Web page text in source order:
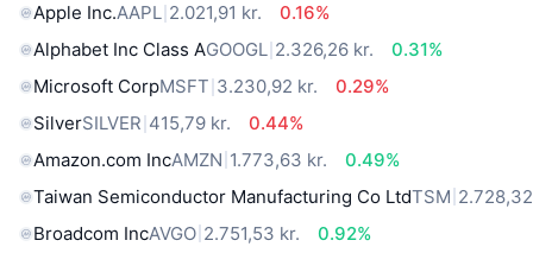
Apple Inc.AAPL 2.021,91 kr.
0.16%
Alphabet Inc Class AGOOGL 2.326,26 kr.
0.31%
Microsoft CorpMSFT 3.230,92 kr.
0.29%
SilverSILVER 415,79 kr.
0.44%
Amazon.com IncAMZN 1.773,63 kr.
0.49%
Taiwan Semiconductor Manufacturing Co LtdTSM
Broadcom IncAVGO 2.751,53 kr.
0.92%